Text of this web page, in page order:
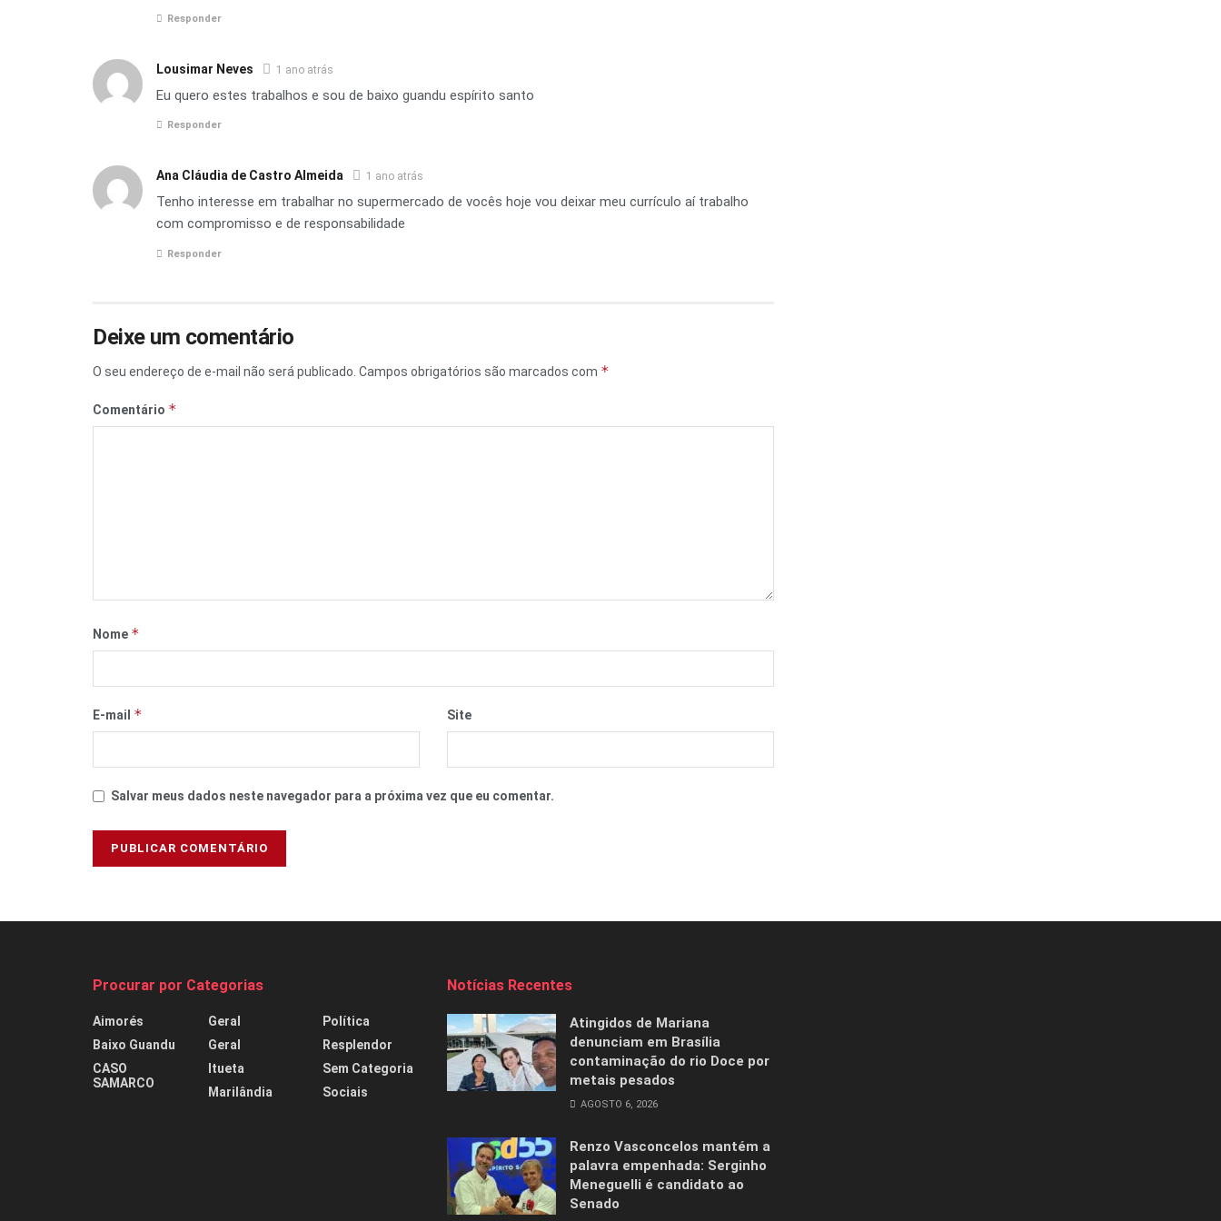
Responder
Lousimar Neves 1 ano atrás
Eu quero estes trabalhos e sou de baixo guandu espírito santo
Responder
Ana Cláudia de Castro Almeida 1 ano atrás
Tenho interesse em trabalhar no supermercado de vocês hoje vou deixar meu currículo aí trabalho
com compromisso e de responsabilidade
Responder
Deixe um comentário
O seu endereço de e-mail não será publicado. Campos obrigatórios são marcados com *
Comentário *
Nome *
E-mail * Site
Salvar meus dados neste navegador para a próxima vez que eu comentar.
Procurar por Categorias
Aimorés
Baixo Guandu
CASO
SAMARCO
Geral
Geral
Itueta
Marilândia
Política
Resplendor
Sem Categoria
Sociais
Notícias Recentes
Atingidos de Mariana
denunciam em Brasília
contaminação do rio Doce por
metais pesados
AGOSTO 6, 2026
Renzo Vasconcelos mantém a
palavra empenhada: Serginho
Meneguelli é candidato ao
Senado